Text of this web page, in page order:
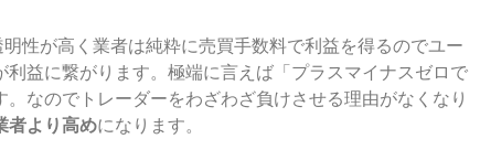
性が高く業者は純粋に売買手数料で利益を得るのでユー
益に繋がります。極端に言えば「プラスマイナスゼロで
なのでトレーダーをわざわざ負けさせる理由がなくなり
者より高めになります。